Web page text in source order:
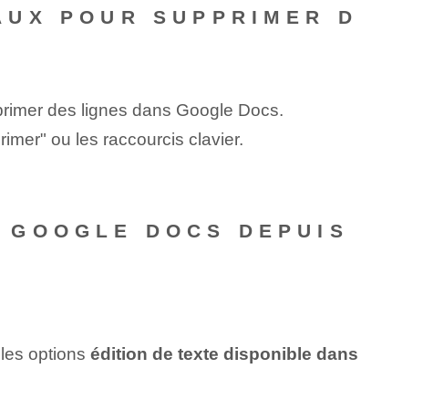
POUR SUPPRIMER D
des lignes dans Google Docs.
ou les raccourcis clavier.
DOCS DEPUIS
options édition de texte disponible dans